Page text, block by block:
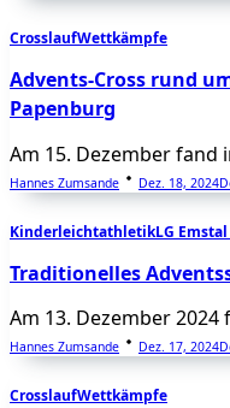
CrosslaufWettkämpfe
Advents-Cross rund
Papenburg
Am 15. Dezember fand
Hannes Zumsande Dez. 18, 2024
KinderleichtathletikLG
Traditionelles
Am 13. Dezember 2024
Hannes Zumsande Dez. 17, 2024
CrosslaufWettkämpfe